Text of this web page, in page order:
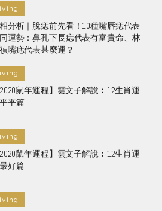
分析｜脫痣前先看！10種嘴唇痣代表
運勢：鼻孔下長痣代表有富貴命、林
嘴痣代表甚麼運？
2020鼠年運程】雲文子解說︰12生肖運
平篇
2020鼠年運程】雲文子解說︰12生肖運
好篇